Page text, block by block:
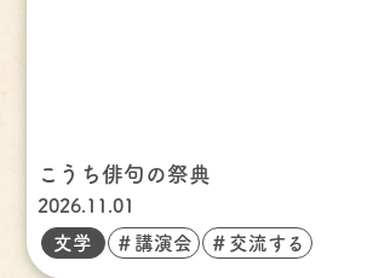
こうち俳句の祭典
2026.11.01
文学 ＃講演会 ＃交流する